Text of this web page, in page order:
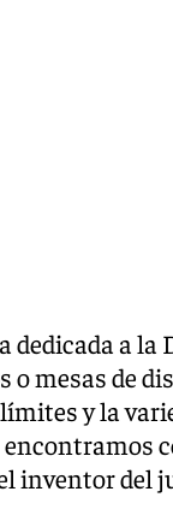
dedicada a la
o mesas de
y la
encontramos
inventor del